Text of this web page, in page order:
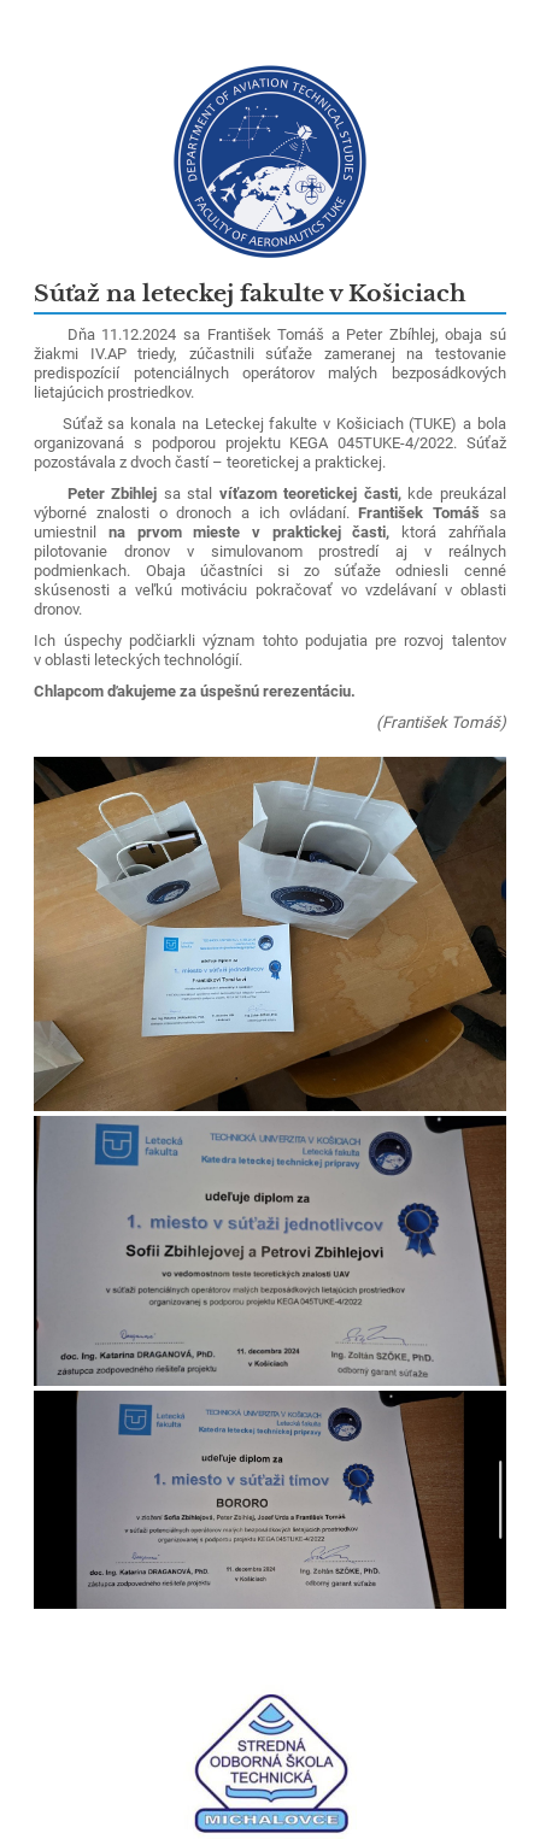
Súťaž na leteckej fakulte v Košiciach
Dňa 11.12.2024 sa František Tomáš a Peter Zbíhlej, obaja sú
žiakmi IV.AP triedy, zúčastnili súťaže zameranej na testovanie
predispozícií potenciálnych operátorov malých bezposádkových
lietajúcich prostriedkov.
Súťaž sa konala na Leteckej fakulte v Košiciach (TUKE) a bola
organizovaná s podporou projektu KEGA 045TUKE-4/2022. Súťaž
pozostávala z dvoch častí – teoretickej a praktickej.
Peter Zbihlej sa stal víťazom teoretickej časti,kde preukázal
výborné znalosti o dronoch a ich ovládaní.František Tomáš sa
umiestnil na prvom mieste v praktickej časti, ktorá zahŕňala
pilotovanie dronov v simulovanom prostredí aj v reálnych
podmienkach. Obaja účastníci si zo súťaže odniesli cenné
skúsenosti a veľkú motiváciu pokračovať vo vzdelávaní v oblasti
dronov.
Ich úspechy podčiarkli význam tohto podujatia pre rozvoj talentov
v oblasti leteckých technológií.
Chlapcom ďakujeme za úspešnú rerezentáciu.
(František Tomáš)